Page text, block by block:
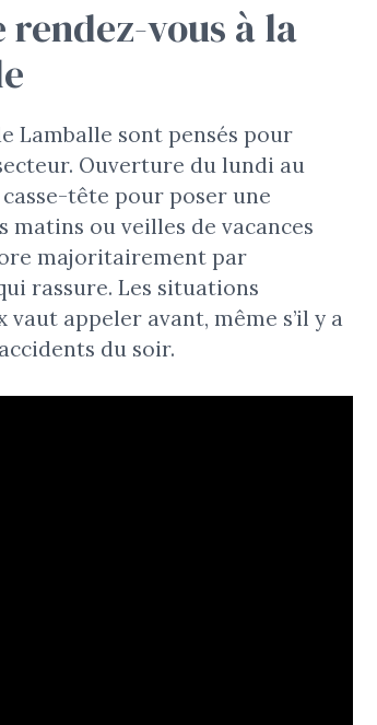
rendez-vous à la
Lamballe sont pensés pour
Ouverture du lundi au
tête pour poser une
ou veilles de vacances
majoritairement par
rassure. Les situations
appeler avant, même s’il y a
du soir.